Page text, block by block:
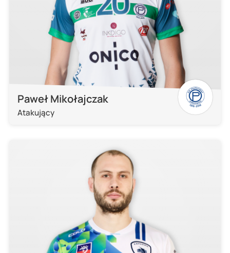
Paweł Mikołajczak
Atakujący